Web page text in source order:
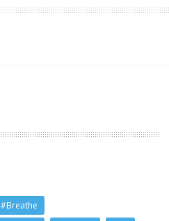
#Breathe